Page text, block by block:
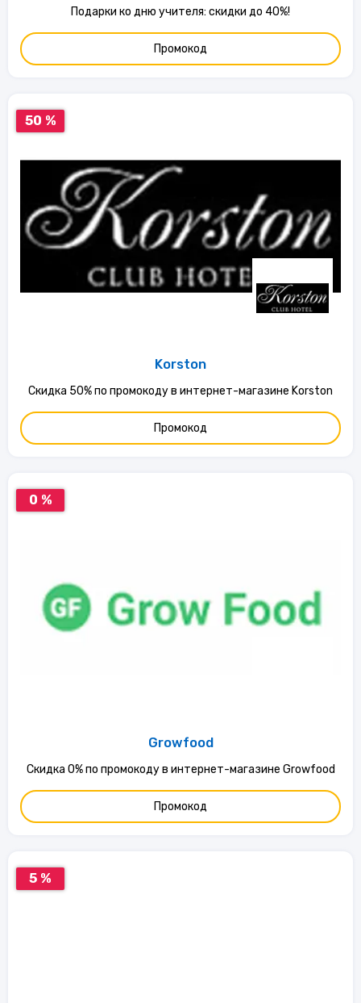
Подарки ко дню учителя: скидки до 40%!
Промокод
50 %
Korston
Скидка 50% по промокоду в интернет-магазине Korston
Промокод
0 %
Growfood
Скидка 0% по промокоду в интернет-магазине Growfood
Промокод
5 %